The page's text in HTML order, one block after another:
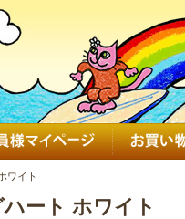
ワイト
ート ホワイト